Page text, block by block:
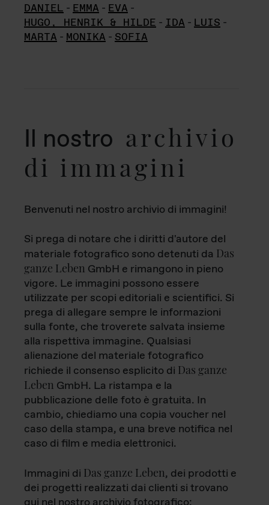
DANIEL - EMMA - EVA -
HUGO, HENRIK & HILDE - IDA - LUIS -
MARTA - MONIKA - SOFIA
Il nostro archivio
di immagini
Benvenuti nel nostro archivio di immagini!
Si prega di notare che i diritti d'autore del
materiale fotografico sono detenuti da Das
ganze Leben GmbH e rimangono in pieno
vigore. Le immagini possono essere
utilizzate per scopi editoriali e scientifici. Si
prega di allegare sempre le informazioni
sulla fonte, che troverete salvata insieme
alla rispettiva immagine. Qualsiasi
alienazione del materiale fotografico
richiede il consenso esplicito di Das ganze
Leben GmbH. La ristampa e la
pubblicazione delle foto è gratuita. In
cambio, chiediamo una copia voucher nel
caso della stampa, e una breve notifica nel
caso di film e media elettronici.
Immagini di Das ganze Leben, dei prodotti e
dei progetti realizzati dai clienti si trovano
qui nel nostro archivio fotografico: